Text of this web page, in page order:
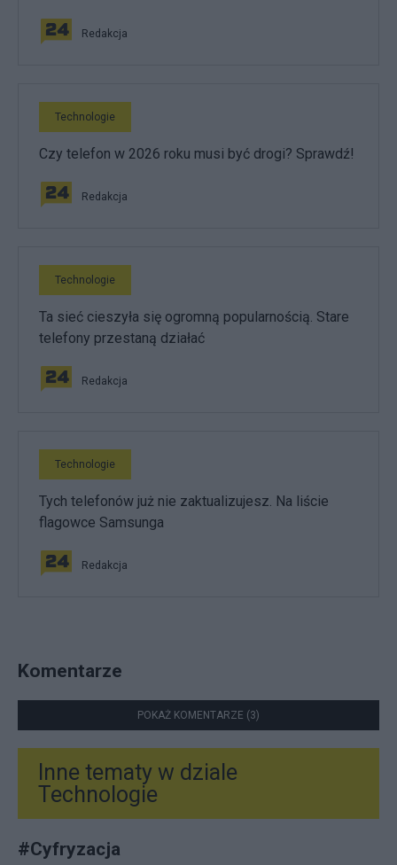
Redakcja
Technologie
Czy telefon w 2026 roku musi być drogi? Sprawdź!
Redakcja
Technologie
Ta sieć cieszyła się ogromną popularnością. Stare
telefony przestaną działać
Redakcja
Technologie
Tych telefonów już nie zaktualizujesz. Na liście
flagowce Samsunga
Redakcja
Komentarze
POKAŻ KOMENTARZE (3)
Inne tematy w dziale
Technologie
#Cyfryzacja